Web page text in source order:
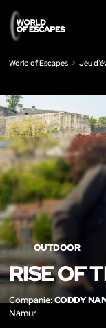
World of Escapes Jeu
OUTDOOR
RISE OF
Companie:CODDY
Namur